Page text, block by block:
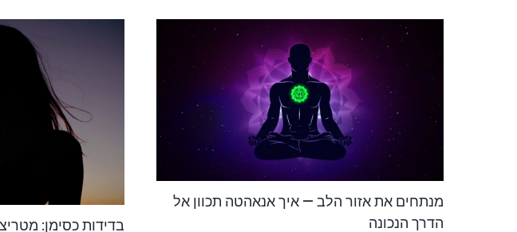
מנתחים את אזור הלב — איך אנאהטה תכוון אל
הדרך הנכונה
בדידות כסימן: